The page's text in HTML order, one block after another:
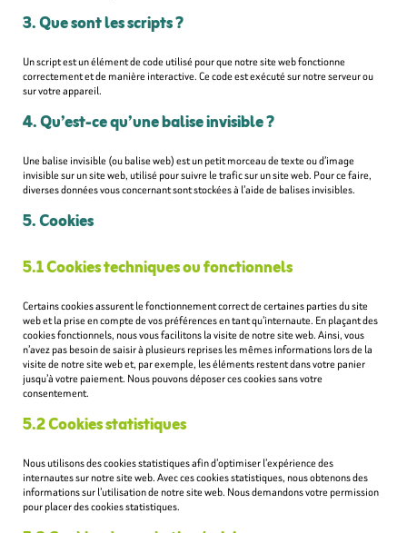
3. Que sont les scripts ?
Un script est un élément de code utilisé pour que notre site web fonctionne
correctement et de manière interactive. Ce code est exécuté sur notre serveur ou
sur votre appareil.
4. Qu’est-ce qu’une balise invisible ?
Une balise invisible (ou balise web) est un petit morceau de texte ou d’image
invisible sur un site web, utilisé pour suivre le trafic sur un site web. Pour ce faire,
diverses données vous concernant sont stockées à l’aide de balises invisibles.
5. Cookies
5.1 Cookies techniques ou fonctionnels
Certains cookies assurent le fonctionnement correct de certaines parties du site
web et la prise en compte de vos préférences en tant qu’internaute. En plaçant des
cookies fonctionnels, nous vous facilitons la visite de notre site web. Ainsi, vous
n’avez pas besoin de saisir à plusieurs reprises les mêmes informations lors de la
visite de notre site web et, par exemple, les éléments restent dans votre panier
jusqu’à votre paiement. Nous pouvons déposer ces cookies sans votre
consentement.
5.2 Cookies statistiques
Nous utilisons des cookies statistiques afin d’optimiser l’expérience des
internautes sur notre site web. Avec ces cookies statistiques, nous obtenons des
informations sur l’utilisation de notre site web. Nous demandons votre permission
pour placer des cookies statistiques.